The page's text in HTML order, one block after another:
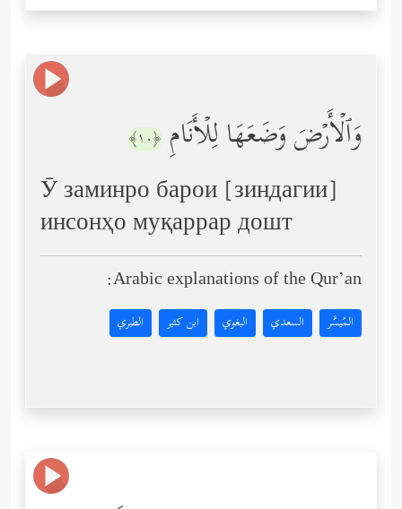
وَٱلۡأَرۡضَ وَضَعَهَا لِلۡأَنَامِ ﴿١٠﴾
Ӯ заминро барои [зиндагии]
инсонҳо муқаррар дошт
Arabic explanations of the Qur’an:
المُيسَّر السعدي البغوي ابن كثير الطبري